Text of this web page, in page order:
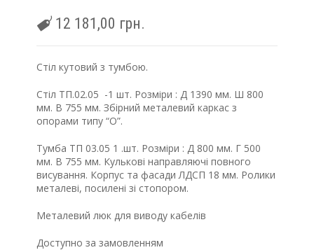
12 181,00 грн.
Стіл кутовий з тумбою.
Стіл ТП.02.05 -1 шт. Розміри : Д 1390 мм. Ш 800
мм. В 755 мм. Збірний металевий каркас з
опорами типу “О”.
Тумба ТП 03.05 1 .шт. Розміри : Д 800 мм. Г 500
мм. В 755 мм. Кулькові направляючі повного
висування. Корпус та фасади ЛДСП 18 мм. Ролики
металеві, посилені зі стопором.
Металевий люк для виводу кабелів
Доступно за замовленням